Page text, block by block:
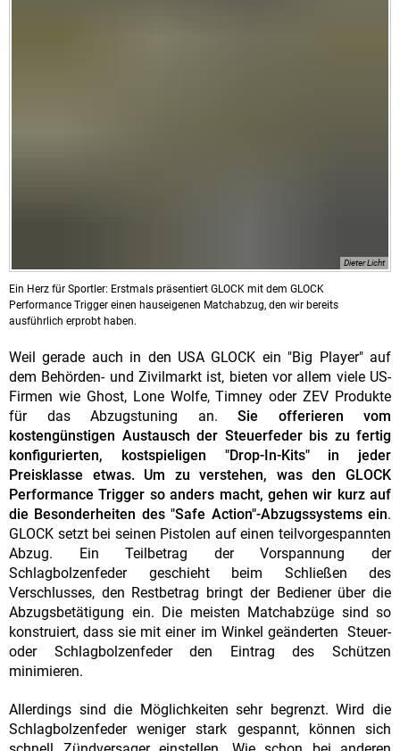
Dieter Licht
Ein Herz für Sportler: Erstmals präsentiert GLOCK mit dem GLOCK
Performance Trigger einen hauseigenen Matchabzug, den wir bereits
ausführlich erprobt haben.
Weil gerade auch in den USA GLOCK ein "Big Player" auf
dem Behörden- und Zivilmarkt ist, bieten vor allem viele US-
Firmen wie Ghost, Lone Wolfe, Timney oder ZEV Produkte
für das Abzugstuning an. Sie offerieren vom
kostengünstigen Austausch der Steuerfeder bis zu fertig
konfigurierten, kostspieligen "Drop-In-Kits" in jeder
Preisklasse etwas. Um zu verstehen, was den GLOCK
Performance Trigger so anders macht, gehen wir kurz auf
die Besonderheiten des "Safe Action"-Abzugssystems ein.
GLOCK setzt bei seinen Pistolen auf einen teilvorgespannten
Abzug. Ein Teilbetrag der Vorspannung der
Schlagbolzenfeder geschieht beim Schließen des
Verschlusses, den Restbetrag bringt der Bediener über die
Abzugsbetätigung ein. Die meisten Matchabzüge sind so
konstruiert, dass sie mit einer im Winkel geänderten Steuer-
oder Schlagbolzenfeder den Eintrag des Schützen
minimieren.
Allerdings sind die Möglichkeiten sehr begrenzt. Wird die
Schlagbolzenfeder weniger stark gespannt, können sich